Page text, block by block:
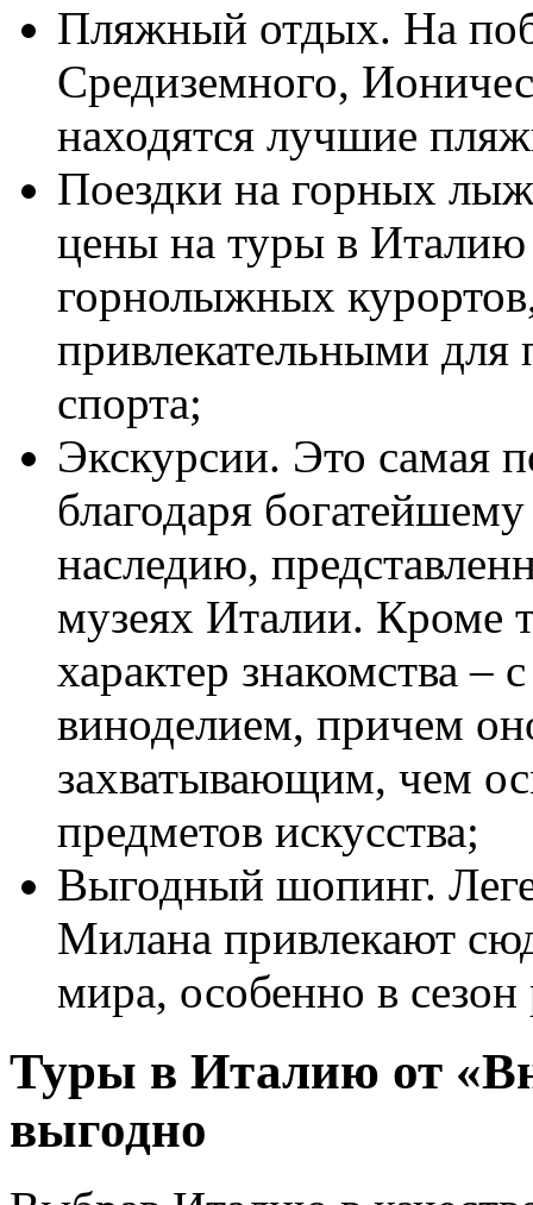
Пляжный отдых. На
Средиземного,
находятся лучшие
Поездки на горных
цены на туры в Италию
горнолыжных
привлекательными
спорта;
Экскурсии. Это самая
благодаря
наследию,
музеях Италии. Кроме
характер знакомства –
виноделием, причем
захватывающим, чем
предметов искусства;
Выгодный шопинг.
Милана привлекают
мира, особенно в
Туры в Италию от
выгодно